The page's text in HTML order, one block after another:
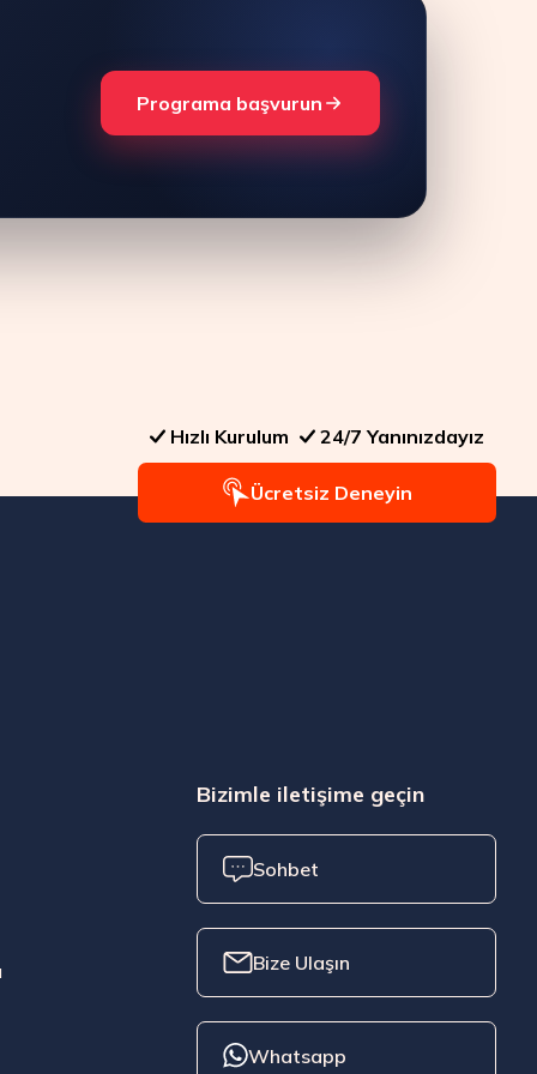
Programa başvurun
Hızlı Kurulum 24/7 Yanınızdayız
Ücretsiz Deneyin
Bizimle iletişime geçin
Sohbet
Bize Ulaşın
Whatsapp